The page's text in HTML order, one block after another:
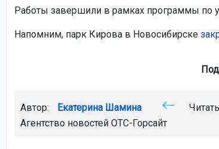
Работы завершили в рамках программы по
Напомним, парк Кирова в Новосибирске
Автор: Екатерина Шамина
Агентство новостей ОТС-Горсайт